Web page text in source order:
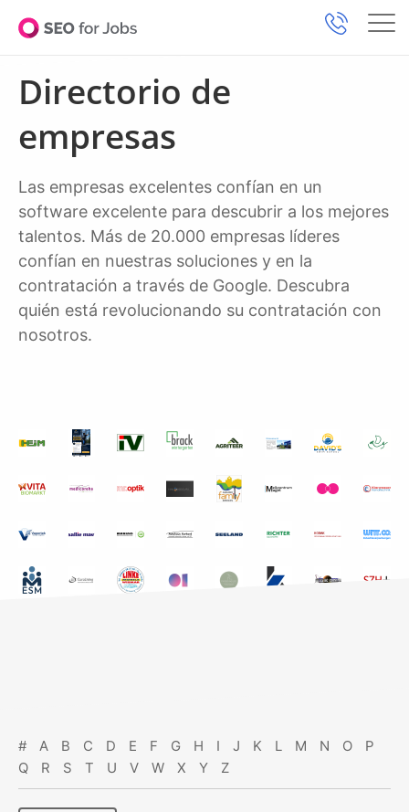
Directorio de
empresas
Las empresas excelentes confían en un
software excelente para descubrir a los mejores
talentos. Más de 20.000 empresas líderes
confían en nuestras soluciones y en la
contratación a través de Google. Descubra
quién está revolucionando su contratación con
nosotros.
# A B C D E F G H I J K L M N O
P
Q
R S T U V W X Y Z